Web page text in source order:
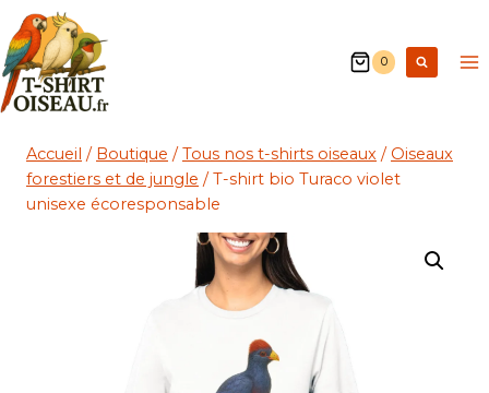
0
Accueil / Boutique / Tous nos t-shirts oiseaux / Oiseaux
forestiers et de jungle / T-shirt bio Turaco violet
unisexe écoresponsable